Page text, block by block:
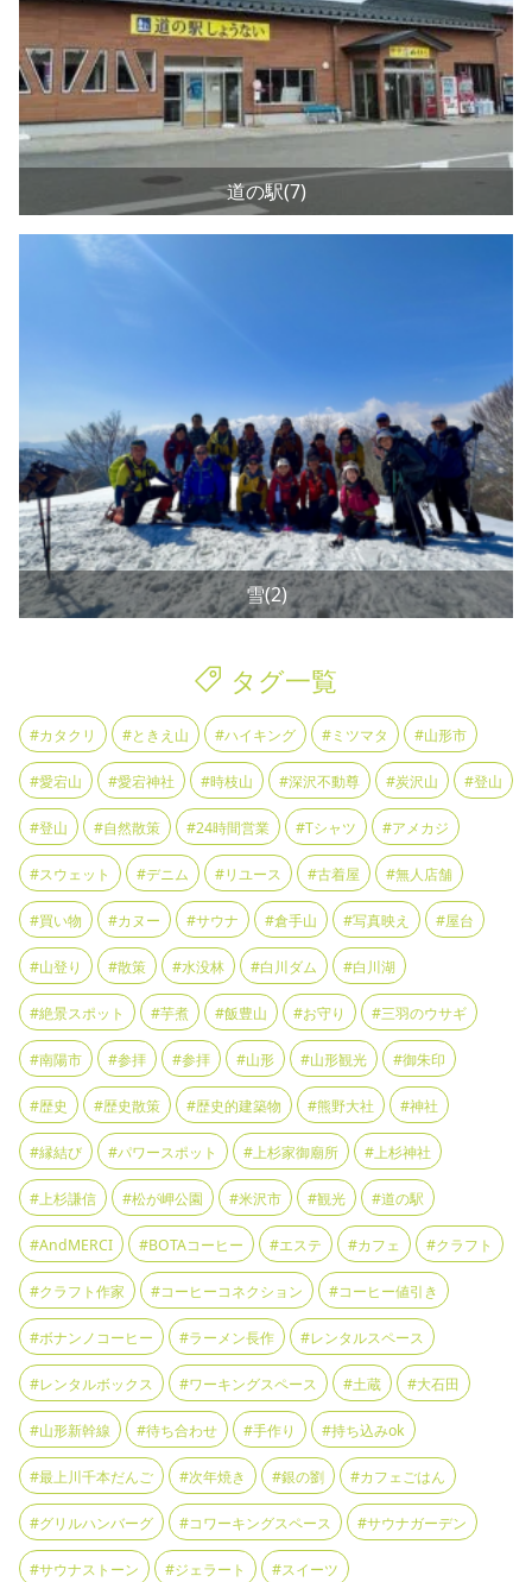
道の駅(7)
雪(2)
タグ一覧
#カタクリ #ときえ山 #ハイキング #ミツマタ #山形市
#愛宕山 #愛宕神社 #時枝山 #深沢不動尊 #炭沢山 #登山
#登山 #自然散策 #24時間営業 #Tシャツ #アメカジ
#スウェット #デニム #リユース #古着屋 #無人店舗
#買い物 #カヌー #サウナ #倉手山 #写真映え #屋台
#山登り #散策 #水没林 #白川ダム #白川湖
#絶景スポット #芋煮 #飯豊山 #お守り #三羽のウサギ
#南陽市 #参拝 #参拝 #山形 #山形観光 #御朱印
#歴史 #歴史散策 #歴史的建築物 #熊野大社 #神社
#縁結び #パワースポット #上杉家御廟所 #上杉神社
#上杉謙信 #松が岬公園 #米沢市 #観光 #道の駅
#AndMERCI #BOTAコーヒー #エステ #カフェ #クラフト
#クラフト作家 #コーヒーコネクション #コーヒー値引き
#ボナンノコーヒー #ラーメン長作 #レンタルスペース
#レンタルボックス #ワーキングスペース #土蔵 #大石田
#山形新幹線 #待ち合わせ #手作り #持ち込みok
#最上川千本だんご #次年焼き #銀の劉 #カフェごはん
#グリルハンバーグ #コワーキングスペース #サウナガーデン
#サウナストーン #ジェラート #スイーツ